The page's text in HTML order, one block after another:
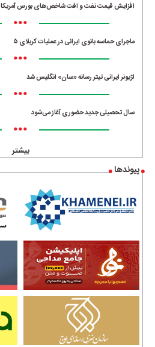
افزایش قیمت نفت و افت شاخص‌های بورس آمریکا
•••
ماجرای حماسه‌ بانوی ایرانی در عملیات کربلای ۵
•••
لژیونر ایرانی تیتر رسانه «سان» انگلیس شد
•••
سال تحصیلی جدید حضوری آغاز می‌شود
•••
بیشتر
پیوندها